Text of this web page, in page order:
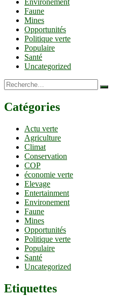
Environement
Faune
Mines
Opportunités
Politique verte
Populaire
Santé
Uncategorized
Recherche…
Catégories
Actu verte
Agriculture
Climat
Conservation
COP
économie verte
Elevage
Entertainment
Environement
Faune
Mines
Opportunités
Politique verte
Populaire
Santé
Uncategorized
Etiquettes